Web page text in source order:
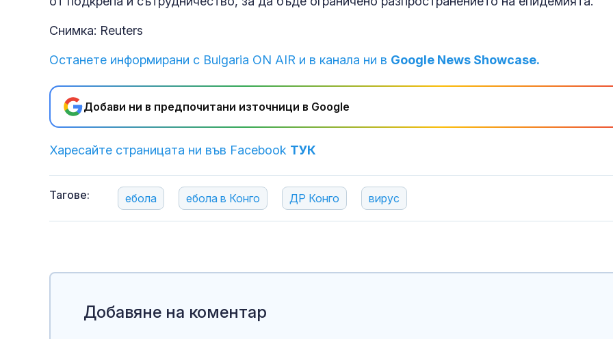
Снимка: Reuters
Останете информирани с Bulgaria ON AIR и в канала ни в Google News Showcase.
Добави ни в предпочитани източници в Google
Харесайте страницата ни във Facebook ТУК
Тагове: ебола ебола в Конго ДР Конго вирус
Добавяне на коментар